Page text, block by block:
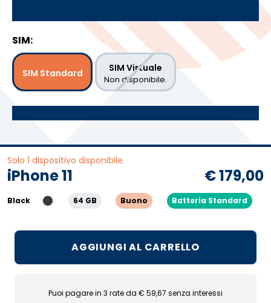
SIM:
SIM Standard SIM Virtuale
Non disponibile.
Solo 1 dispositivo disponibile.
iPhone 11 € 179,00
Black 64 GB Buono Batteria Standard
AGGIUNGI AL CARRELLO
Puoi pagare in 3 rate da € 59,67 senza interessi